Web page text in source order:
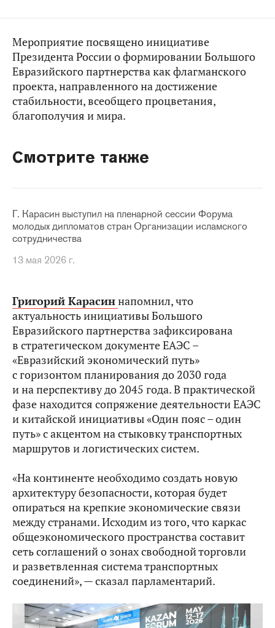
Мероприятие посвящено инициативе
Президента России о формировании Большого
Евразийского партнерства как флагманского
проекта, направленного на достижение
стабильности, всеобщего процветания,
благополучия и мира.
Смотрите также
Г. Карасин выступил на пленарной сессии Форума
молодых дипломатов стран Организации исламского
сотрудничества
13 мая 2026 г.
Григорий Карасиннапомнил, что
актуальность инициативы Большого
Евразийского партнерства зафиксирована
в стратегическом документе ЕАЭС –
«Евразийский экономический путь»
с горизонтом планирования до 2030 года
и на перспективу до 2045 года. В практической
фазе находится сопряжение деятельности ЕАЭС
и китайской инициативы «Один пояс – один
путь» с акцентом на стыковку транспортных
маршрутов и логистических систем.
«На континенте необходимо создать новую
архитектуру безопасности, которая будет
опираться на крепкие экономические связи
между странами. Исходим из того, что каркас
общеэкономического пространства составит
сеть соглашений о зонах свободной торговли
и разветвленная система транспортных
соединений», — сказал парламентарий.